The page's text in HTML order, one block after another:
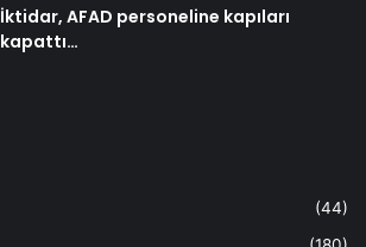
İktidar, AFAD personeline kapıları
kapattı…
(44)